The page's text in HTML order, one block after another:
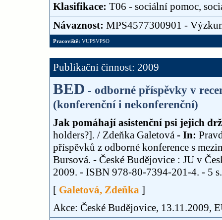
Klasifikace: T06 - sociální pomoc,
Návaznost: MPS4577300901 -
Pracoviště: VUPSVPSO
Publikační činnost: 2009
BED - odborné příspěvky v
(konferenční i nekonferenční)
Jak pomáhají asistenční psi jejich
holders?]. / Zdeňka Galetová - In:
příspěvků z odborné konference s
Bursová. - České Budějovice : JU v
2009. - ISBN 978-80-7394-201-4. - 5
[ Galetová, Zdeňka ]
Akce: České Budějovice, 13.11.2009,